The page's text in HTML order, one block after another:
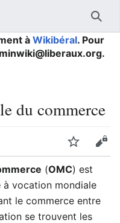
à Wikibéral. Pour
du commerce
Suivre
(OMC) est
à vocation mondiale
le commerce entre
se trouvent les